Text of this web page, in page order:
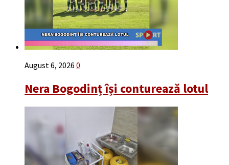
August 6, 2026 0
Nera Bogodinț își conturează lotul